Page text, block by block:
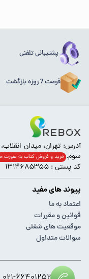
پشتیبانی تلفنی
فرصت 7 روزه بازگشت
سوم. خرید و فروش کتاب به صورت
کد پستی : ۱۳۱۴۶۸۵۳۵۵
پیوند های مفید
اعتماد به ما
قوانین و مقررات
موقعیت های شغلی
سوالات متداول